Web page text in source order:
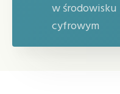
w środowisku
cyfrowym